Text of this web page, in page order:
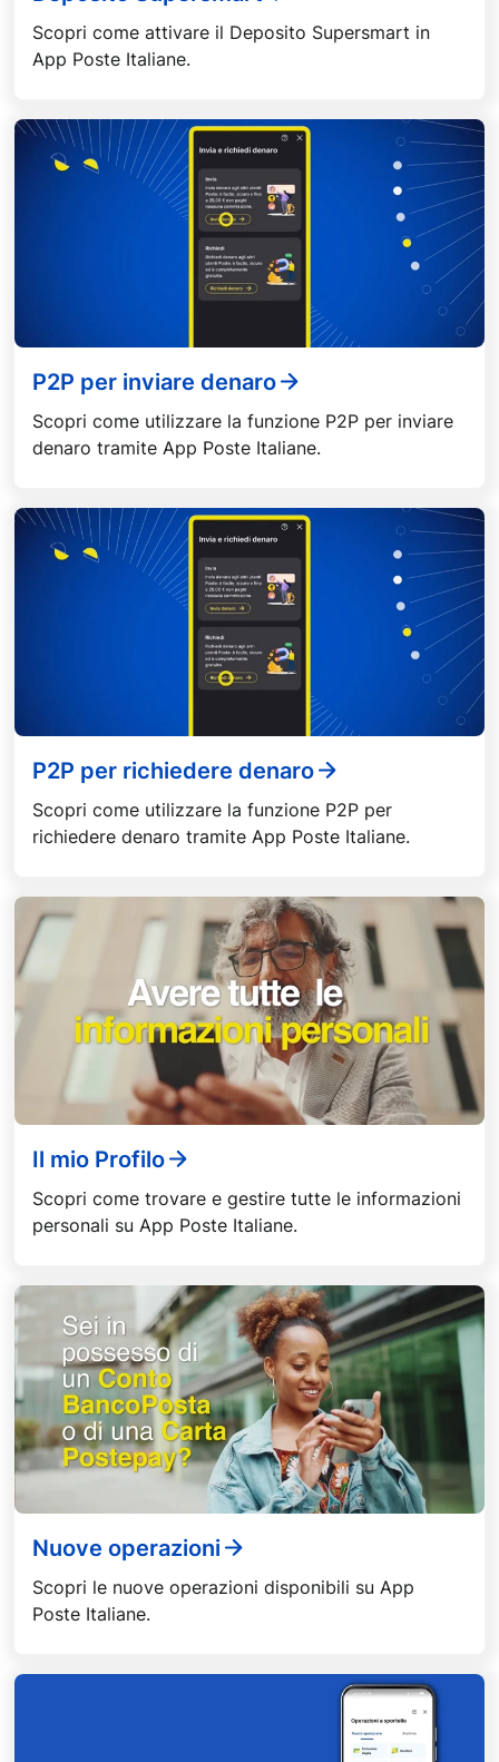
Scopri come attivare il Deposito Supersmart in
App Poste Italiane.
P2P per inviare denaro
Scopri come utilizzare la funzione P2P per inviare
denaro tramite App Poste Italiane.
P2P per richiedere denaro
Scopri come utilizzare la funzione P2P per
richiedere denaro tramite App Poste Italiane.
Il mio Profilo
Scopri come trovare e gestire tutte le informazioni
personali su App Poste Italiane.
Nuove operazioni
Scopri le nuove operazioni disponibili su App
Poste Italiane.